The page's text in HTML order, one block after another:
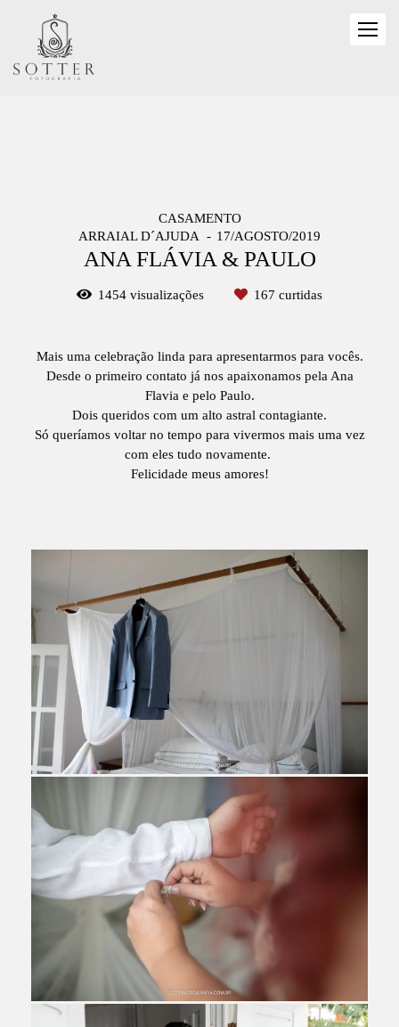
CASAMENTO
ARRAIAL D´AJUDA
17/AGOSTO/2019
ANA FLÁVIA & PAULO
1454 visualizações 167 curtidas
Mais uma celebração linda para apresentarmos para vocês.
Desde o primeiro contato já nos apaixonamos pela Ana
Flavia e pelo Paulo.
Dois queridos com um alto astral contagiante.
Só queríamos voltar no tempo para vivermos mais uma vez
com eles tudo novamente.
Felicidade meus amores!